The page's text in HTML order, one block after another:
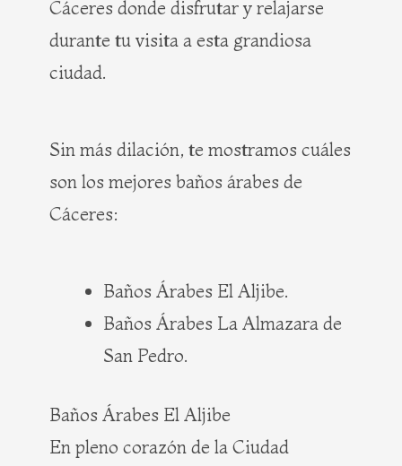
Cáceres donde disfrutar y relajarse
durante tu visita a esta grandiosa
ciudad.
Sin más dilación, te mostramos cuáles
son los mejores baños árabes de
Cáceres:
Baños Árabes El Aljibe.
Baños Árabes La Almazara de
San Pedro.
Baños Árabes El Aljibe
En pleno corazón de la Ciudad